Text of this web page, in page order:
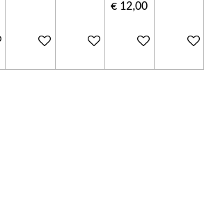
In winkelwagenIn winkelwagen
€ 12,00
In winkelwagen
In